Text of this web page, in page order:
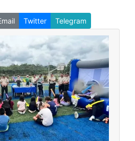
Twitter Telegram